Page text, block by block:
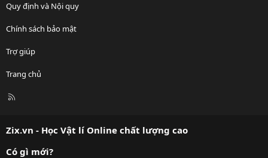
Quy định và Nội quy
Chính sách bảo mật
Trợ giúp
Trang chủ
R
Zix.vn - Học Vật lí Online chất lượng cao
Có gì mới?